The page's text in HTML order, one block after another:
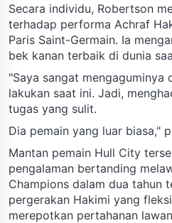
Secara individu, Robertson
terhadap performa Achraf
Paris Saint-Germain. Ia
bek kanan terbaik di dunia
"Saya sangat mengaguminya
lakukan saat ini. Jadi,
tugas yang sulit.
Dia pemain yang luar biasa,"
Mantan pemain Hull City
pengalaman bertanding
Champions dalam dua tahun
pergerakan Hakimi yang
merepotkan pertahanan